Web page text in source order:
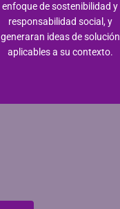
enfoque de sostenibilidad y
responsabilidad social, y
generaran ideas de solución
aplicables a su contexto.